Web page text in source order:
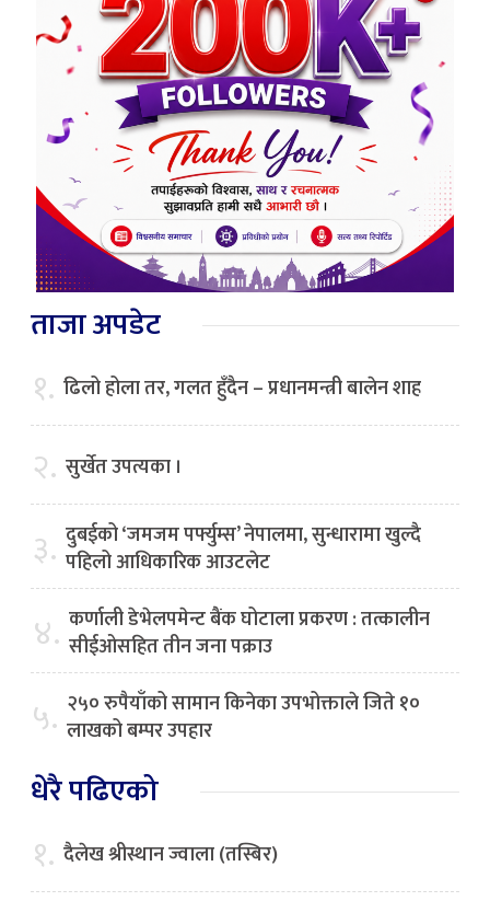
ताजा अपडेट
१. ढिलो होला तर, गलत हुँदैन – प्रधानमन्त्री बालेन शाह
२. सुर्खेत उपत्यका ।
३. दुबईको ‘जमजम पर्फ्युम्स’ नेपालमा, सुन्धारामा खुल्दै
पहिलो आधिकारिक आउटलेट
४. कर्णाली डेभेलपमेन्ट बैंक घोटाला प्रकरण : तत्कालीन
सीईओसहित तीन जना पक्राउ
५. २५० रुपैयाँको सामान किनेका उपभोक्ताले जिते १०
लाखको बम्पर उपहार
धेरै पढिएको
१. दैलेख श्रीस्थान ज्वाला (तस्बिर)